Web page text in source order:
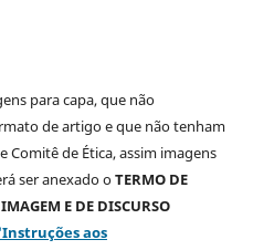
para capa, que não
de artigo e que não tenham
de Ética, assim imagens
ser anexado oTERMO DE
E DE DISCURSO
aos